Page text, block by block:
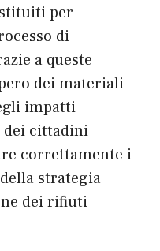
per
di
a queste
dei materiali
impatti
dei cittadini
correttamente i
strategia
dei rifiuti